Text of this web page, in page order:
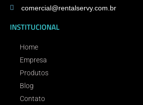
comercial@rentalservy.com.br
INSTITUCIONAL
Home
Empresa
Produtos
Blog
Contato